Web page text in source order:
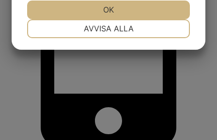
AVVISA ALLA
OK